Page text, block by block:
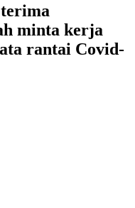
minta kerja
rantai Covid-